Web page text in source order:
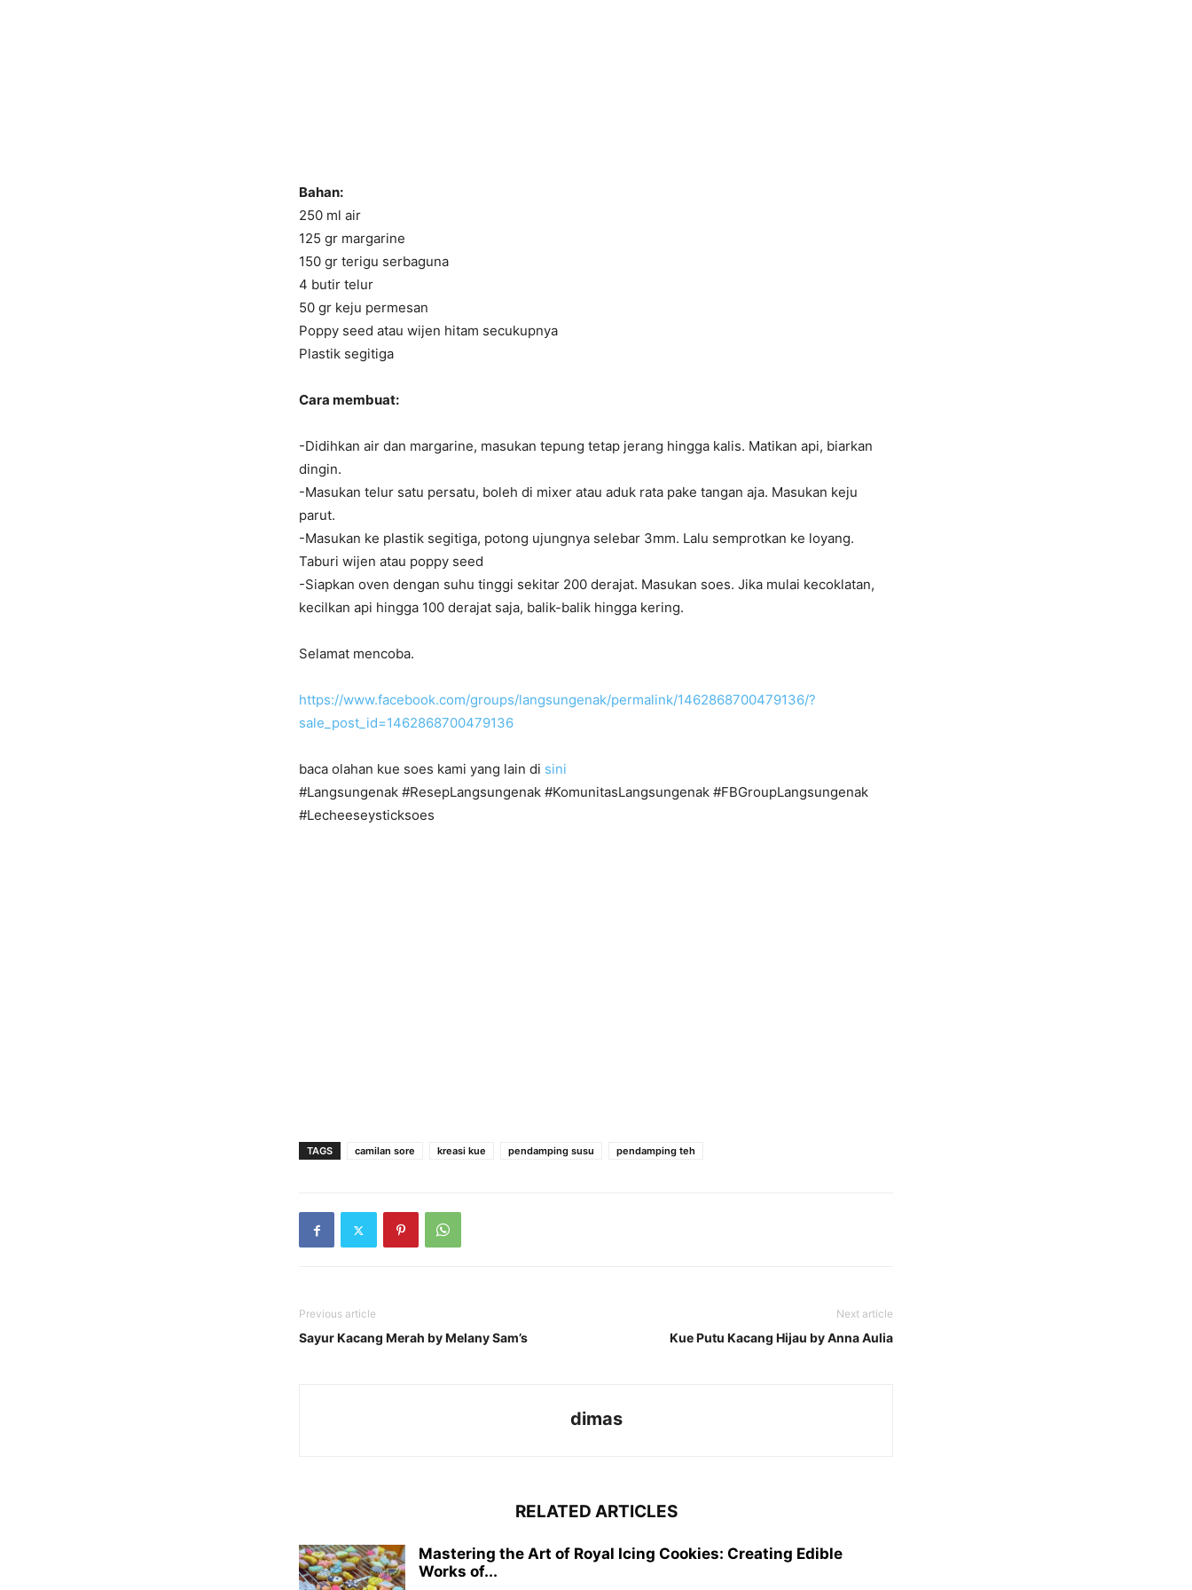
Bahan:
250 ml air
125 gr margarine
150 gr terigu serbaguna
4 butir telur
50 gr keju permesan
Poppy seed atau wijen hitam secukupnya
Plastik segitiga
Cara membuat:
-Didihkan air dan margarine, masukan tepung tetap jerang hingga kalis. Matikan api, biarkan
dingin.
-Masukan telur satu persatu, boleh di mixer atau aduk rata pake tangan aja. Masukan keju
parut.
-Masukan ke plastik segitiga, potong ujungnya selebar 3mm. Lalu semprotkan ke loyang.
Taburi wijen atau poppy seed
-Siapkan oven dengan suhu tinggi sekitar 200 derajat. Masukan soes. Jika mulai kecoklatan,
kecilkan api hingga 100 derajat saja, balik-balik hingga kering.
Selamat mencoba.
https://www.facebook.com/groups/langsungenak/permalink/1462868700479136/?
sale_post_id=1462868700479136
baca olahan kue soes kami yang lain di sini
#Langsungenak #ResepLangsungenak #KomunitasLangsungenak #FBGroupLangsungenak
#Lecheeseysticksoes
TAGS camilan sore kreasi kue pendamping susu pendamping teh
Previous article
Sayur Kacang Merah by Melany Sam’s
Next article
Kue Putu Kacang Hijau by Anna Aulia
dimas
RELATED ARTICLES
Mastering the Art of Royal Icing Cookies: Creating Edible
Works of...